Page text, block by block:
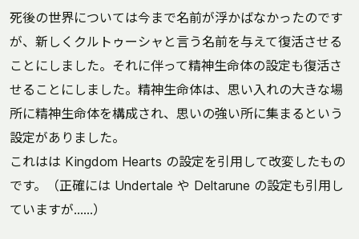
死後の世界については今まで名前が浮かばなかったのです
が、新しくクルトゥーシャと言う名前を与えて復活させる
ことにしました。それに伴って精神生命体の設定も復活さ
せることにしました。精神生命体は、思い入れの大きな場
所に精神生命体を構成され、思いの強い所に集まるという
設定がありました。
これはは Kingdom Hearts の設定を引用して改変したもの
です。（正確には Undertale や Deltarune の設定も引用し
ていますが……）